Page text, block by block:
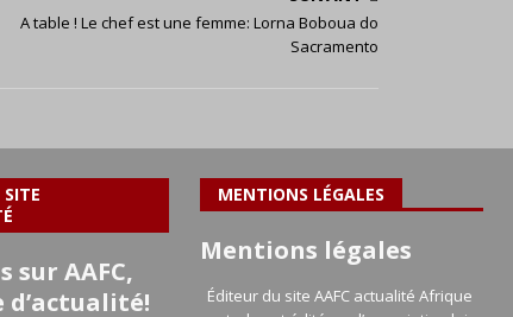
A table ! Le chef est une femme: Lorna Boboua do
Sacramento
sur AAFC,
MENTIONS LÉGALES
Mentions légales
Éditeur du site AAFC actualité Afrique